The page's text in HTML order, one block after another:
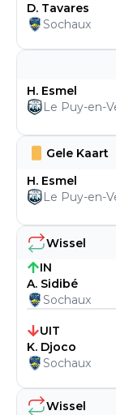
Wissel
Wissel
IN
A. Sidibé
Sochaux
UIT
K. Djoco
Sochaux
Gele Kaart
H. Esmel
Le Puy-en-
H. Esmel
Le Puy-en-
D. Tavares
Sochaux